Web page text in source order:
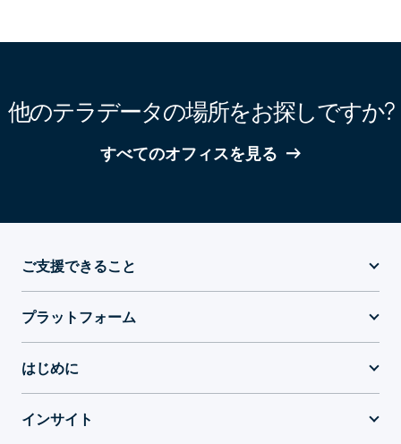
他のテラデータの場所をお探しですか?
すべてのオフィスを見る
ご支援できること
プラットフォーム
はじめに
インサイト